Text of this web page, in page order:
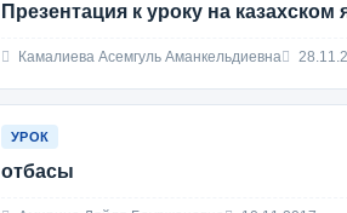
Презентация к уроку на
Камалиева Асемгуль Аманкельдиевна
УРОК
отбасы